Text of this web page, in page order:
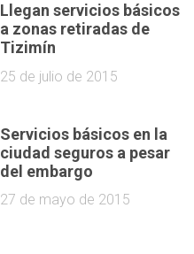
Llegan servicios básicos
a zonas retiradas de
Tizimín
25 de julio de 2015
Servicios básicos en la
ciudad seguros a pesar
del embargo
27 de mayo de 2015